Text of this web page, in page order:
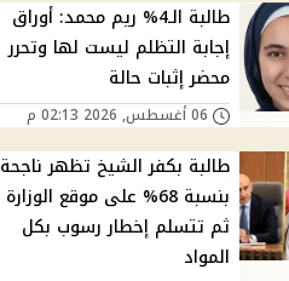
طالبة الـ4% ريم محمد: أوراق
إجابة التظلم ليست لها وتحرر
محضر إثبات حالة
06 أغسطس, 2026 02:13 م
طالبة بكفر الشيخ تظهر ناجحة
بنسبة 68% على موقع الوزارة
ثم تتسلم إخطار رسوب بكل
المواد